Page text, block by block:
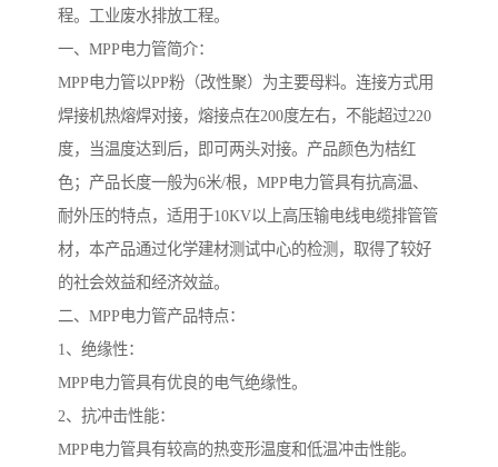
程。工业废水排放工程。
一、MPP电力管简介：
MPP电力管以PP粉（改性聚）为主要母料。连接方式用
焊接机热熔焊对接，熔接点在200度左右，不能超过220
度，当温度达到后，即可两头对接。产品颜色为桔红
色；产品长度一般为6米/根，MPP电力管具有抗高温、
耐外压的特点，适用于10KV以上高压输电线电缆排管管
材，本产品通过化学建材测试中心的检测，取得了较好
的社会效益和经济效益。
二、MPP电力管产品特点：
1、绝缘性：
MPP电力管具有优良的电气绝缘性。
2、抗冲击性能：
MPP电力管具有较高的热变形温度和低温冲击性能。